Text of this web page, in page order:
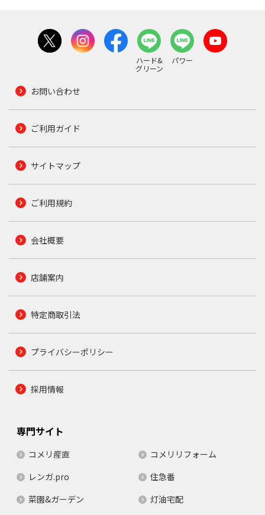
ハード&
グリーン
パワー
お問い合わせ
ご利用ガイド
サイトマップ
ご利用規約
会社概要
店舗案内
特定商取引法
プライバシーポリシー
採用情報
専門サイト
コメリ産直
コメリリフォーム
レンガ.pro
住急番
菜園&ガーデン
灯油宅配